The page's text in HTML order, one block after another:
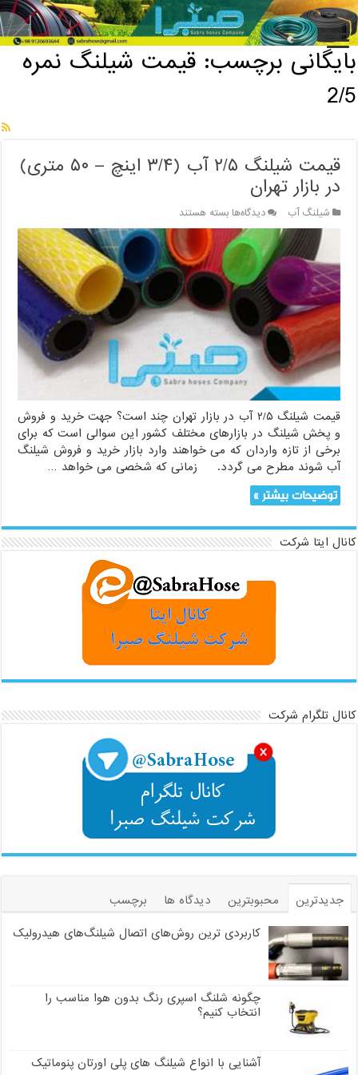
خانه / بایگانی برچسب: قیمت شیلنگ نمره 2/5
بایگانی برچسب:قیمت شیلنگ نمره
2/5
قیمت شیلنگ ۲/۵ آب (۳/۴ اینچ – ۵۰ متری)
در بازار تهران
شیلنگ آب دیدگاه‌هابرای
قیمت
شیلنگ
۲/۵
آب
(۳/۴
اینچ
–
۵۰
متری)
در
بازار
تهران
بسته هستند
قیمت شیلنگ ۲/۵ آب در بازار تهران چند است؟ جهت خرید و فروش
و پخش شیلنگ در بازارهای مختلف کشور این سوالی است که برای
برخی از تازه واردان که می خواهند وارد بازار خرید و فروش شیلنگ
آب شوند مطرح می گردد. زمانی که شخصی می خواهد …
توضیحات بیشتر »
کانال ایتا شرکت
کانال تلگرام شرکت
جدیدترین محبوبترین دیدگاه ها
برچسب
کاربردی ترین روش‌های اتصال شیلنگ‌های هیدرولیک
چگونه شلنگ اسپری رنگ بدون هوا مناسب را
انتخاب کنیم؟
آشنایی با انواع شیلنگ های پلی اورتان پنوماتیک